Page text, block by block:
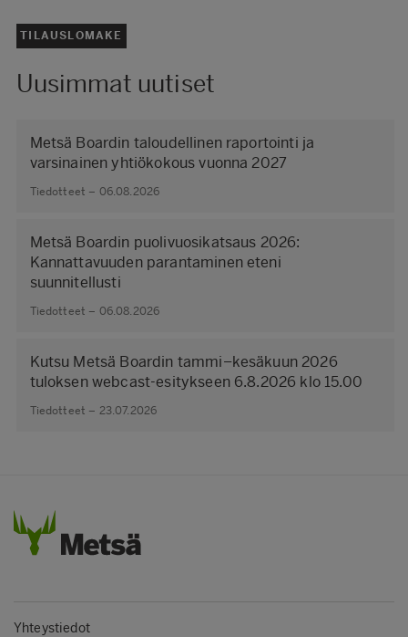
TILAUSLOMAKE
Uusimmat uutiset
Metsä Boardin taloudellinen raportointi ja
varsinainen yhtiökokous vuonna 2027
Tiedotteet – 06.08.2026
Metsä Boardin puolivuosikatsaus 2026:
Kannattavuuden parantaminen eteni
suunnitellusti
Tiedotteet – 06.08.2026
Kutsu Metsä Boardin tammi–kesäkuun 2026
tuloksen webcast-esitykseen 6.8.2026 klo 15.00
Tiedotteet – 23.07.2026
Yhteystiedot